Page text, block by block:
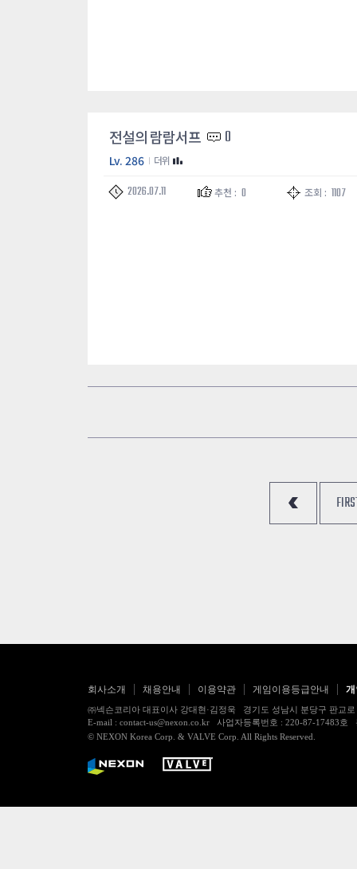
전설의 람람서프 0
Lv. 286 더위
2026.07.11 추천 : 0 조회 : 1107
회사소개 채용안내 이용약관 게임이용등급안내
㈜넥슨코리아 대표이사 강대현·김정욱 경기도 성남시 분당구 판교
E-mail : contact-us@nexon.co.kr 사업자등록번호 : 220-87-17483
© NEXON Korea Corp. & VALVE Corp. All Rights Reserved.